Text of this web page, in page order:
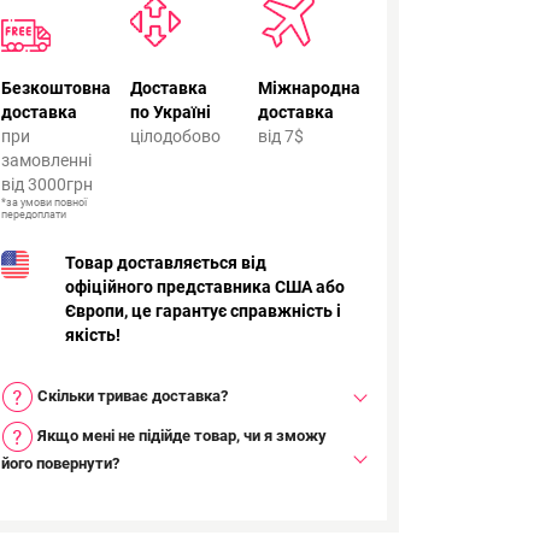
Безкоштовна
доставка
при
замовленні
від 3000грн
*за умови повної
передоплати
Доставка
по Україні
цілодобово
Міжнародна
доставка
від 7$
Товар доставляється від
офіційного представника США або
Європи, це гарантує справжність і
якість!
Скільки триває доставка?
Якщо мені не підійде товар, чи я зможу
його повернути?